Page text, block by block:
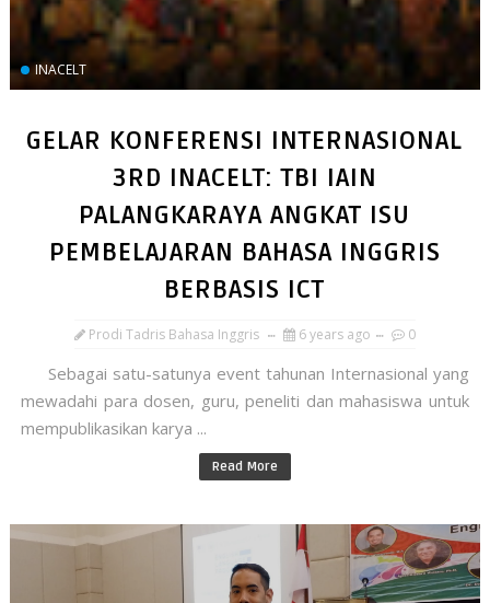
INACELT
GELAR KONFERENSI INTERNASIONAL
3RD INACELT: TBI IAIN
PALANGKARAYA ANGKAT ISU
PEMBELAJARAN BAHASA INGGRIS
BERBASIS ICT
Prodi Tadris Bahasa Inggris 6 years ago 0
Sebagai satu-satunya event tahunan Internasional yang
mewadahi para dosen, guru, peneliti dan mahasiswa untuk
mempublikasikan karya ...
Read More